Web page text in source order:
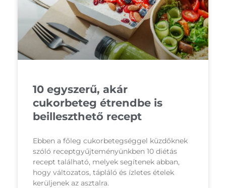
10 egyszerű, akár
cukorbeteg étrendbe is
beilleszthető recept
Ebben a főleg cukorbetegséggel küzdőknek
szóló receptgyűjteményünkben 10 diétás
recept található, melyek segítenek abban,
hogy változatos, tápláló és ízletes ételek
kerüljenek az asztalra.